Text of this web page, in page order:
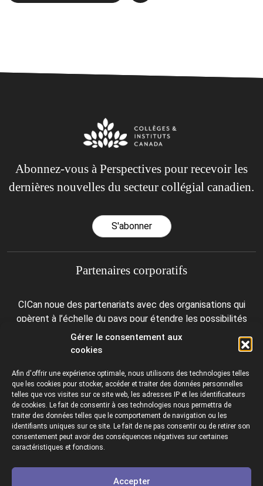
Gérer le consentement aux
cookies
Afin d'offrir une expérience optimale, nous utilisons des technologies telles
que les cookies pour stocker, accéder et traiter des données personnelles
telles que vos visites sur ce site web, les adresses IP et les identificateurs
de cookies. Le fait de consentir à ces technologies nous permettra de
traiter des données telles que le comportement de navigation ou les
identifiants uniques sur ce site. Le fait de ne pas consentir ou de retirer son
consentement peut avoir des conséquences négatives sur certaines
caractéristiques et fonctions.
Accepter
Abonnez-vous à Perspectives pour recevoir les
dernières nouvelles du secteur collégial canadien.
S'abonner
Partenaires corporatifs
CICan noue des partenariats avec des organisations qui
opèrent à l’échelle du pays pour étendre les possibilités
d’affaires pour ses membres et offrir à ceux-ci de nouveaux
produits et services.
Collèges et instituts Canada est fière d'être membre des